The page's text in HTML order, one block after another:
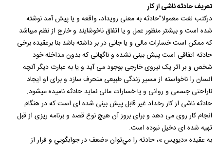
تعریف حادثه ناشی از کار
درکتب لغت معمولا”حادثه به معنی رویداد، واقعه و یا پیش آمد نوشته
شده است و بیشتر منظور عمل و یا اتفاق ناخوشایند و خارج از نظم میباشد
که ممکن است خسارات مالی و یا جانی در بر داشته باشد بنا برعقیده برخی
حادثه اتفاقی است پیش بینی نشده و ناگهانی که بدون مداخله خود
شخص و بر اثر یک نیروی خارجی بوجود می آید و یا به عبارت دیگر آنچه
انسان را ناخواسته از مسیر زندگی طبیعی منحرف سازد و برای او ایجاد
ناراحتی جسمی و روانی و یا خسارات مالی نماید حادثه نامیده میشود.
حادثه ناشی از کار رخداد غیر قابل پیش بینی شده ای است که در هنگام
انجام کار روی می دهد و برای بروز آن هیچ نوع قصد و برنامه ریزی از قبل
تهیه شده ای دخیل نبوده است.
به‌ عقيده‌ «ديويس »، حادثه‌ را مي‌توان‌ «ضعف‌ در جوابگويي‌ و فرار از